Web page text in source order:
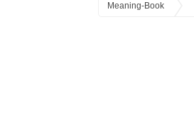
Meaning-Book